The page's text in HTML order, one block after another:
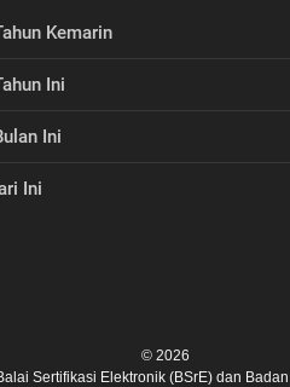
Kemarin
Ini
Ini
Ini
© 2026
Sertifikasi Elektronik (BSrE) dan